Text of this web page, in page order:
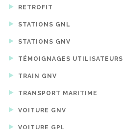
RETROFIT
STATIONS GNL
STATIONS GNV
TÉMOIGNAGES UTILISATEURS
TRAIN GNV
TRANSPORT MARITIME
VOITURE GNV
VOITURE GPL